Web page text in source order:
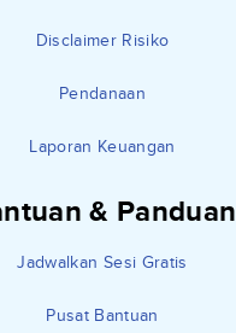
Disclaimer Risiko
Pendanaan
Laporan Keuangan
& Panduan
Jadwalkan Sesi Gratis
Pusat Bantuan